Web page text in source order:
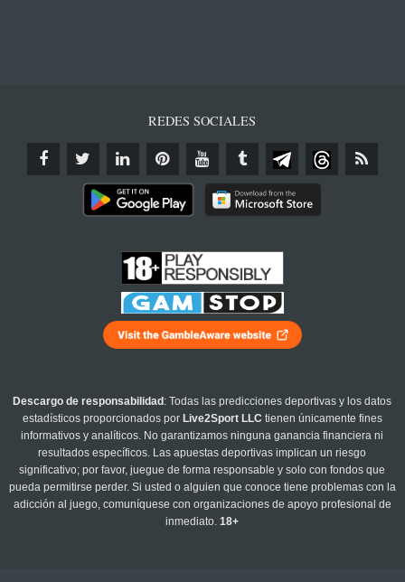
REDES SOCIALES
Descargo de responsabilidad : Todas las predicciones deportivas y los datos
estadísticos proporcionados por Live2Sport LLC tienen únicamente fines
informativos y analíticos. No garantizamos ninguna ganancia financiera ni
resultados específicos. Las apuestas deportivas implican un riesgo
significativo; por favor, juegue de forma responsable y solo con fondos que
pueda permitirse perder. Si usted o alguien que conoce tiene problemas con la
adicción al juego, comuníquese con organizaciones de apoyo profesional de
inmediato.18+